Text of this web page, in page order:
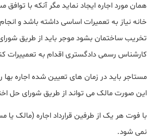
همان مورد اجاره ایجاد نماید مگر آنکه با توافق
خانه نیاز به تعمیرات اساسی داشته باشد و
تخریب ساختمان بشود موجر باید از طریق
کارشناس رسمی دادگستری اقدام به تعمییرات
مستاجر باید در زمان های تعیین شده اجاره بها
این صورت مالک می تواند از طریق شورای حل
با فوت هر یک از طرفین قرارداد اجاره (مالک یا
نمی شود.